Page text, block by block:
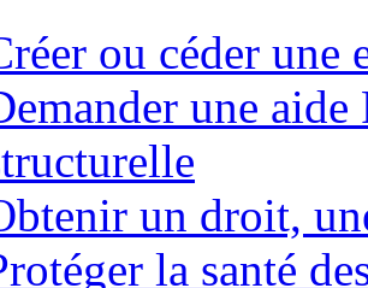
ou céder une
une
un droit,
la santé